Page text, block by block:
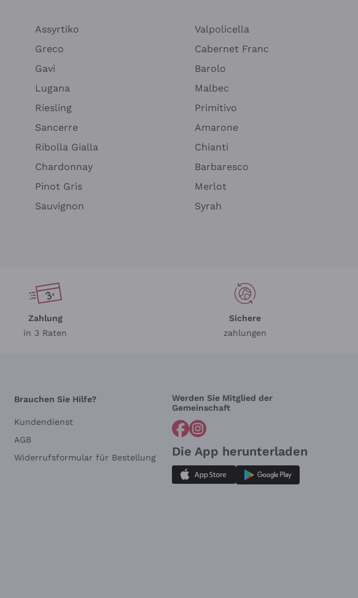
Assyrtiko
Greco
Gavi
Lugana
Riesling
Sancerre
Ribolla Gialla
Chardonnay
Pinot Gris
Sauvignon
Valpolicella
Cabernet Franc
Barolo
Malbec
Primitivo
Amarone
Chianti
Barbaresco
Merlot
Syrah
Zahlung
in 3 Raten
Sichere
zahlungen
Brauchen Sie Hilfe?
Kundendienst
AGB
Widerrufsformular für Bestellung
Werden Sie Mitglied der
Gemeinschaft
Die App herunterladen